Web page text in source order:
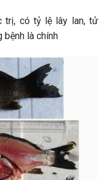
trị, có tỷ lệ lây lan, tử
bệnh là chính